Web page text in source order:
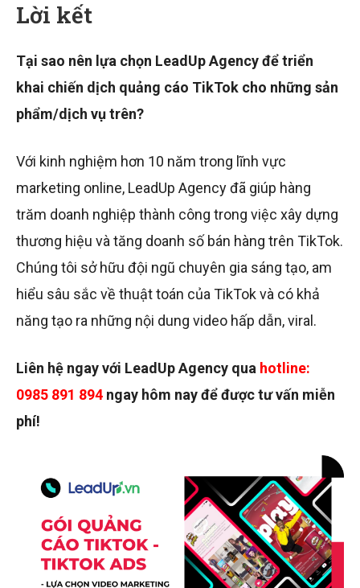
Lời kết
Tại sao nên lựa chọn LeadUp Agency để triển
khai chiến dịch quảng cáo TikTok cho những sản
phẩm/dịch vụ trên?
Với kinh nghiệm hơn 10 năm trong lĩnh vực
marketing online, LeadUp Agency đã giúp hàng
trăm doanh nghiệp thành công trong việc xây dựng
thương hiệu và tăng doanh số bán hàng trên TikTok.
Chúng tôi sở hữu đội ngũ chuyên gia sáng tạo, am
hiểu sâu sắc về thuật toán của TikTok và có khả
năng tạo ra những nội dung video hấp dẫn, viral.
Liên hệ ngay với LeadUp Agency qua hotline:
0985 891 894 ngay hôm nay để được tư vấn miễn
phí!